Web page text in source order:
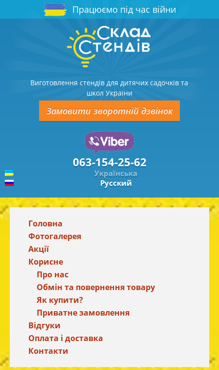
Працюємо під час війни
Виготовлення стендів для дитячих садочків та
школ України
Замовити зворотній дзвінок
063-154-25-62
Українська
Русский
Головна
Фотогалерея
Акції
Корисне
Про нас
Обмін та повернення товару
Як купити?
Приватне замовлення
Відгуки
Оплата і доставка
Контакти